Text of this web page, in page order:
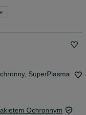
SuperPlasma
Ochronnym